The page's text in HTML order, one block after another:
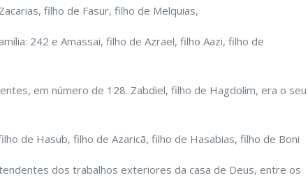
filho de Fasur, filho de Melquias,
242 e Amassai, filho de Azrael, filho Aazi, filho de
em número de 128. Zabdiel, filho de Hagdolim, era o seu
de Hasub, filho de Azaricã, filho de Hasabias, filho de Boni
dos trabalhos exteriores da casa de Deus, entre os